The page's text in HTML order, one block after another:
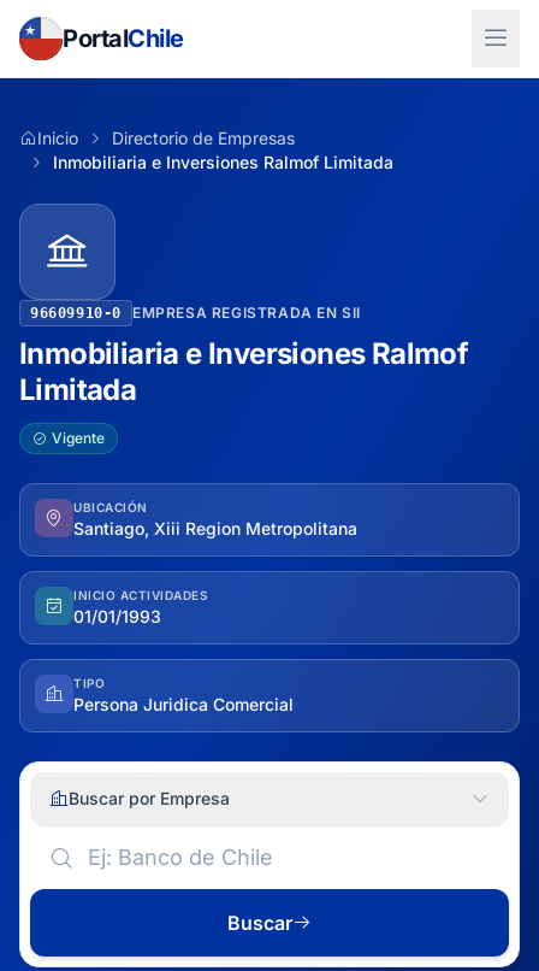
PortalChile
Inicio
Directorio de Empresas
Inmobiliaria e Inversiones Ralmof Limitada
96609910-0 EMPRESA REGISTRADA EN SII
Inmobiliaria e Inversiones Ralmof
Limitada
Vigente
UBICACIÓN
Santiago, Xiii Region Metropolitana
INICIO ACTIVIDADES
01/01/1993
TIPO
Persona Juridica Comercial
Buscar por Empresa
Buscar